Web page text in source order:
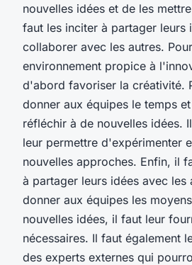
nouvelles idées et de les
faut les inciter à partager leurs
collaborer avec les autres.
environnement propice à
d'abord favoriser la créativité.
donner aux équipes le temps
réfléchir à de nouvelles idées.
leur permettre d'expérimenter
nouvelles approches. Enfin, il
à partager leurs idées avec les
donner aux équipes les
nouvelles idées, il faut leur
nécessaires. Il faut également
des experts externes qui